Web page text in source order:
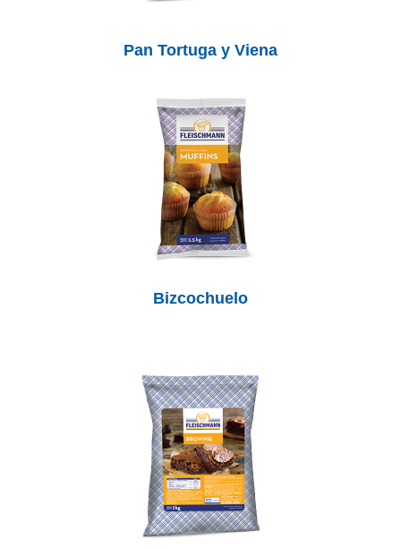
Pan Tortuga y Viena
Bizcochuelo